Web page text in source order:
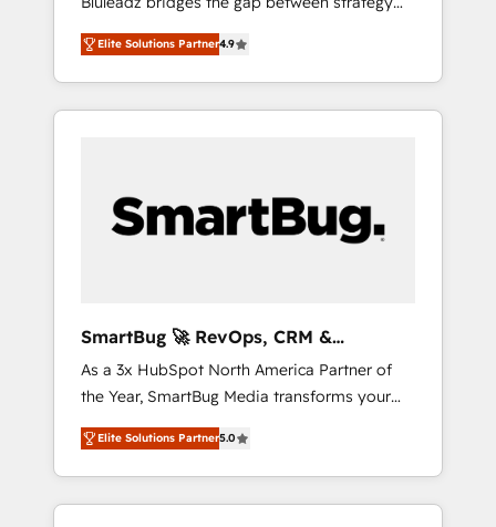
合に対応します。 2️⃣ AIエージェント組織構築
営業・マーケティング業務の一部をAIが自律実
行する組織への移行を設計・実装。Breeze・
Claude等をHubSpotと連携させ、役割定義・運
用ルール・成果指標まで含めて設計します。 3️⃣
PMOとして主導。「設定の代行ではなく、設計
の責任」を引き受け、部門横断の統合・浸透・
Hubで一体提供。 ▸ 既存CRM・MAからの移行
支援：Salesforce・Marketo・Pardot等からの
移行、カスタム設計、履歴データ移行と活用設
計まで。 ▸ AEO対応：ChatGPT・Perplexity等
のAI検索からの流入・引用を前提にコンテンツ
HubSpotアワード受賞・HUGリーダー ✓
and execution. We don't just "set up tools" —
we install the GTM Operating System (GTM
OS) to align your leadership and engineer a
portal that drives predictable revenue
and Story to stop "accelerating a mess." ⚙️
Elite Engineering & AI Scalable Architecture:
agents, and high-integrity migrations for total
reporting clarity. Security & Compliance: SOC
2 Type I and HIPAA attested for enterprise-
grade data security. 🏆 Why Bluleadz? GTM
OS Partner | 16+ Years Experience | 1,000+
Five-Star Reviews
Elite Solutions Partner4.9
SmartBug 🚀 RevOps, CRM &
Integration Experts
As a 3x HubSpot North America Partner of
the Year, SmartBug Media transforms your
customer lifecycle into a revenue engine. Our
unified ecosystem includes specialized
divisions Globalia (AI & Software) and Point
Success Media (Paid Media), making this the
Elite Solutions Partner5.0